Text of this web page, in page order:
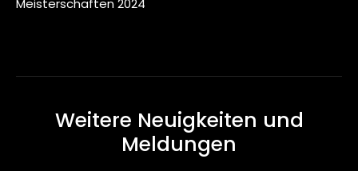
Meisterschaften 2024
Weitere Neuigkeiten und
Meldungen